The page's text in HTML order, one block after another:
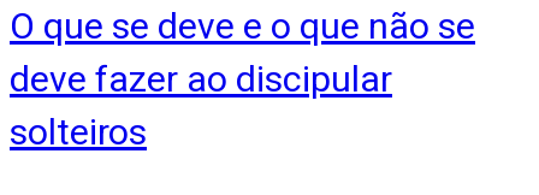
O que se deve e o que não se
deve fazer ao discipular
solteiros